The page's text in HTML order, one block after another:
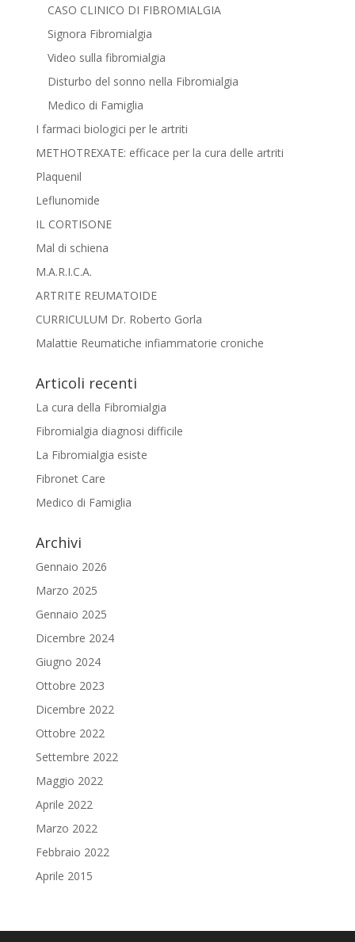
CASO CLINICO DI FIBROMIALGIA
Signora Fibromialgia
Video sulla fibromialgia
Disturbo del sonno nella Fibromialgia
Medico di Famiglia
I farmaci biologici per le artriti
METHOTREXATE: efficace per la cura delle artriti
Plaquenil
Leflunomide
IL CORTISONE
Mal di schiena
M.A.R.I.C.A.
ARTRITE REUMATOIDE
CURRICULUM Dr. Roberto Gorla
Malattie Reumatiche infiammatorie croniche
Articoli recenti
La cura della Fibromialgia
Fibromialgia diagnosi difficile
La Fibromialgia esiste
Fibronet Care
Medico di Famiglia
Archivi
Gennaio 2026
Marzo 2025
Gennaio 2025
Dicembre 2024
Giugno 2024
Ottobre 2023
Dicembre 2022
Ottobre 2022
Settembre 2022
Maggio 2022
Aprile 2022
Marzo 2022
Febbraio 2022
Aprile 2015